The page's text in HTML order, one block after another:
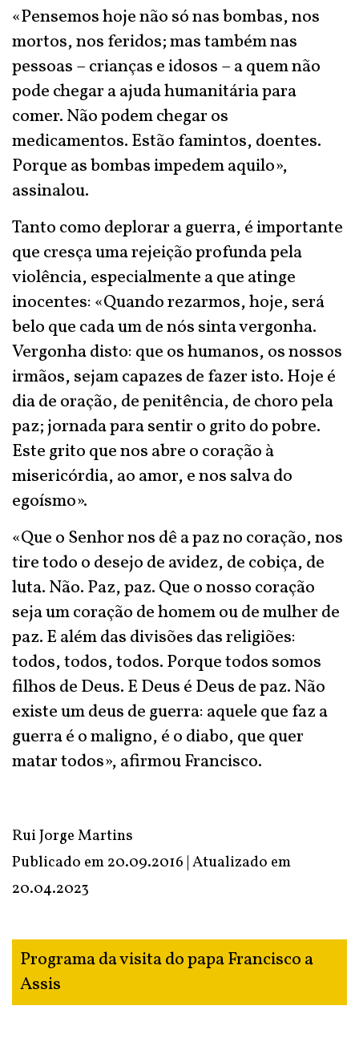
«Pensemos hoje não só nas bombas, nos
mortos, nos feridos; mas também nas
pessoas – crianças e idosos – a quem não
pode chegar a ajuda humanitária para
comer. Não podem chegar os
medicamentos. Estão famintos, doentes.
Porque as bombas impedem aquilo»,
assinalou.
Tanto como deplorar a guerra, é importante
que cresça uma rejeição profunda pela
violência, especialmente a que atinge
inocentes: «Quando rezarmos, hoje, será
belo que cada um de nós sinta vergonha.
Vergonha disto: que os humanos, os nossos
irmãos, sejam capazes de fazer isto. Hoje é
dia de oração, de penitência, de choro pela
paz; jornada para sentir o grito do pobre.
Este grito que nos abre o coração à
misericórdia, ao amor, e nos salva do
egoísmo».
«Que o Senhor nos dê a paz no coração, nos
tire todo o desejo de avidez, de cobiça, de
luta. Não. Paz, paz. Que o nosso coração
seja um coração de homem ou de mulher de
paz. E além das divisões das religiões:
todos, todos, todos. Porque todos somos
filhos de Deus. E Deus é Deus de paz. Não
existe um deus de guerra: aquele que faz a
guerra é o maligno, é o diabo, que quer
matar todos», afirmou Francisco.
Rui Jorge Martins
Publicado em 20.09.2016 | Atualizado em
20.04.2023
Programa da visita do papa Francisco a
Assis